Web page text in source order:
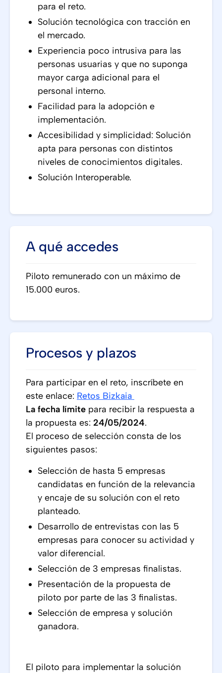
para el reto.
Solución tecnológica con tracción en
el mercado.
Experiencia poco intrusiva para las
personas usuarias y que no suponga
mayor carga adicional para el
personal interno.
Facilidad para la adopción e
implementación.
Accesibilidad y simplicidad: Solución
apta para personas con distintos
niveles de conocimientos digitales.
Solución Interoperable.
A qué accedes
Piloto remunerado con un máximo de
15.000 euros.
Procesos y plazos
Para participar en el reto, inscríbete en
este enlace: Retos Bizkaia
La fecha límite para recibir la respuesta a
la propuesta es: 24/05/2024.
El proceso de selección consta de los
siguientes pasos:
Selección de hasta 5 empresas
candidatas en función de la relevancia
y encaje de su solución con el reto
planteado.
Desarrollo de entrevistas con las 5
empresas para conocer su actividad y
valor diferencial.
Selección de 3 empresas finalistas.
Presentación de la propuesta de
piloto por parte de las 3 finalistas.
Selección de empresa y solución
ganadora.
El piloto para implementar la solución